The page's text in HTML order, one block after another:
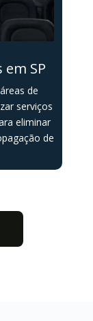
SP
de
serviços
eliminar
de